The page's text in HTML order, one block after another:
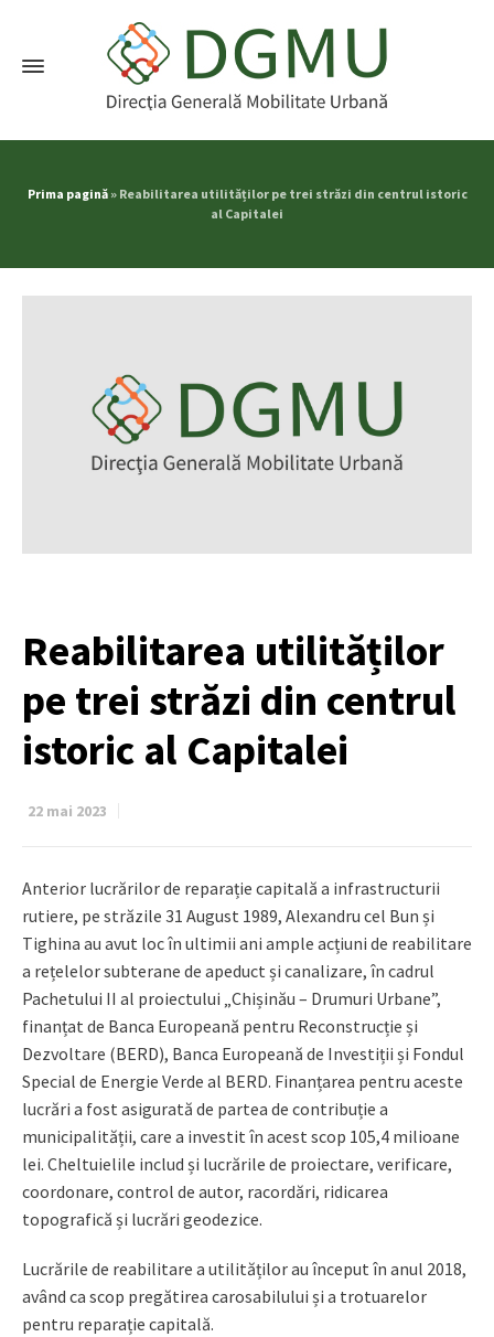
Prima pagină» Reabilitarea utilităților pe trei străzi din centrul istoric
al Capitalei
Reabilitarea utilităților
pe trei străzi din centrul
istoric al Capitalei
22 mai 2023
Anterior lucrărilor de reparație capitală a infrastructurii
rutiere, pe străzile 31 August 1989, Alexandru cel Bun și
Tighina au avut loc în ultimii ani ample acțiuni de reabilitare
a rețelelor subterane de apeduct și canalizare, în cadrul
Pachetului II al proiectului „Chișinău – Drumuri Urbane”,
finanțat de Banca Europeană pentru Reconstrucție și
Dezvoltare (BERD), Banca Europeană de Investiții și Fondul
Special de Energie Verde al BERD. Finanțarea pentru aceste
lucrări a fost asigurată de partea de contribuție a
municipalității, care a investit în acest scop 105,4 milioane
lei. Cheltuielile includ și lucrările de proiectare, verificare,
coordonare, control de autor, racordări, ridicarea
topografică și lucrări geodezice.
Lucrările de reabilitare a utilităților au început în anul 2018,
având ca scop pregătirea carosabilului și a trotuarelor
pentru reparație capitală.